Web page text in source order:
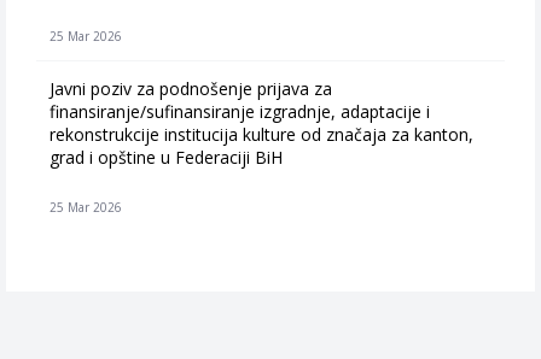
25 Mar 2026
Javni poziv za podnošenje prijava za
finansiranje/sufinansiranje izgradnje, adaptacije i
rekonstrukcije institucija kulture od značaja za kanton,
grad i opštine u Federaciji BiH
25 Mar 2026